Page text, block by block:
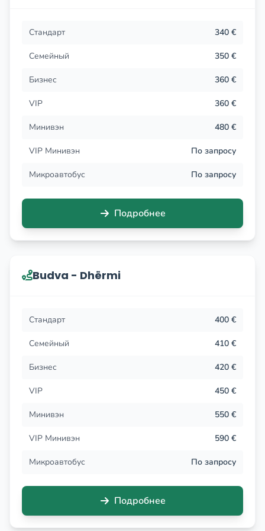
Стандарт 340 €
Семейный 350 €
Бизнес 360 €
VIP 360 €
Минивэн 480 €
VIP Минивэн По запросу
Микроавтобус По запросу
Подробнее
Budva - Dhërmi
Стандарт 400 €
Семейный 410 €
Бизнес 420 €
VIP 450 €
Минивэн 550 €
VIP Минивэн 590 €
Микроавтобус По запросу
Подробнее